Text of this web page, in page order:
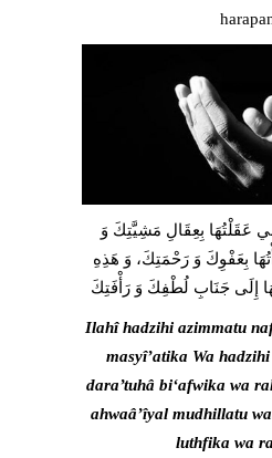
بِعَفْوِكَ وَ رَحْمَتِكَ، وَ هَذِهِ
إِلَى جَنَابِ لُطْفِكَ وَ رَأْفَتِكَ
Ilahî hadzihi azimmatu
masyî’atika Wa
dara’tuhâ bi‘afwika wa
ahwaâ’îyal mudhillatu
luthfika wa